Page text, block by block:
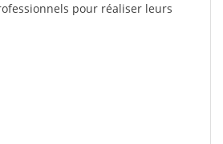
pour réaliser leurs